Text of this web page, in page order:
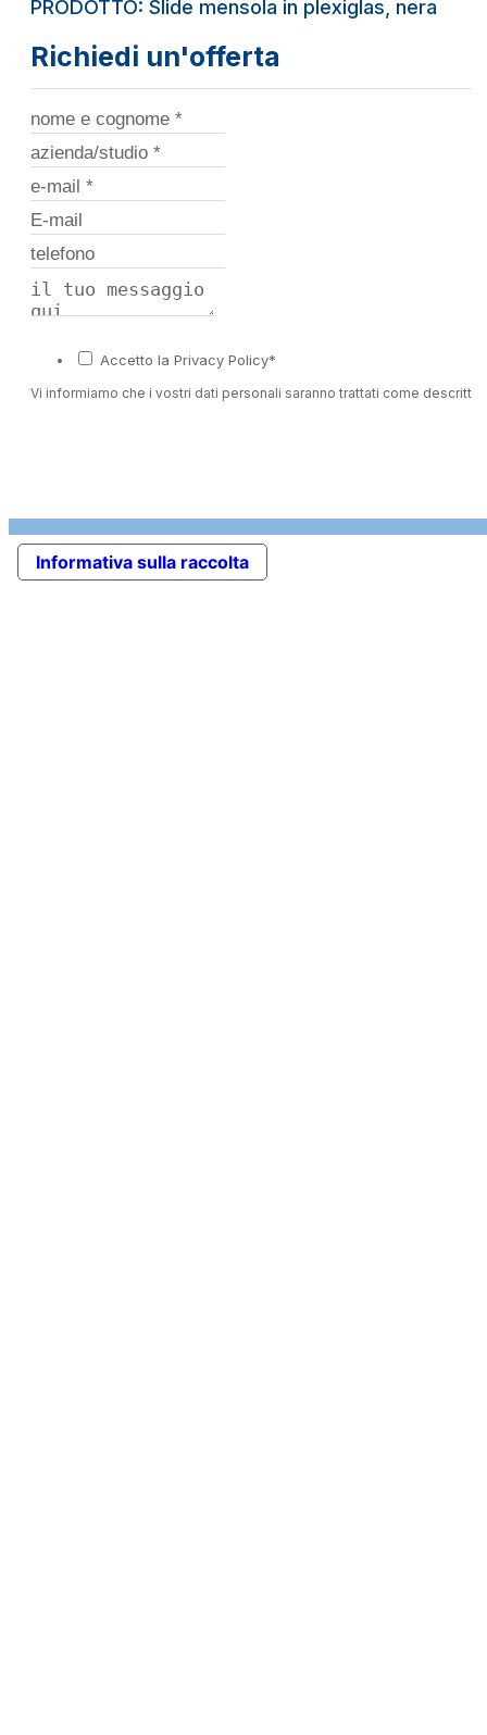
PRODOTTO: Slide mensola in plexiglas, nera
Richiedi un'offerta
Accetto la Privacy Policy*
Vi informiamo che i vostri dati personali saranno trattati come descritto
Informativa sulla raccolta